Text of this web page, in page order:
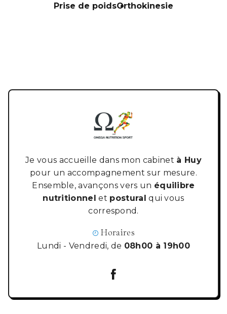
Prise de poidsOrthokinesie
Je vous accueille dans mon cabinet à Huy
pour un accompagnement sur mesure.
Ensemble, avançons vers un équilibre
nutritionnel et postural qui vous
correspond.
Horaires
Lundi - Vendredi, de 08h00 à 19h00